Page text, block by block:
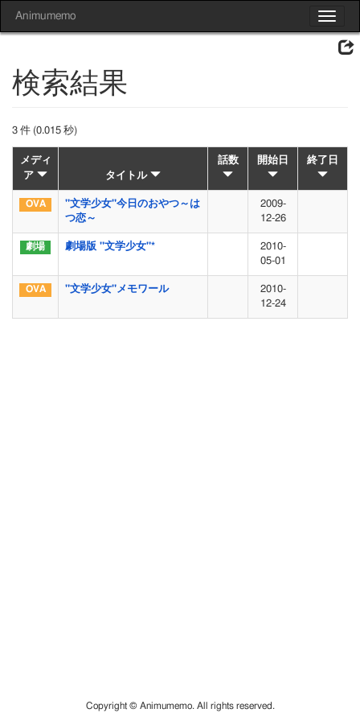
Toggle
Animumemo
検索結果
3 件 (0.015 秒)
メディ
ア
タイトル
話数 開始日 終了日
"文学少女"今日のおやつ～は
つ恋～
2009-
12-26
劇場版 "文学少女"*
2010-
05-01
"文学少女"メモワール
2010-
12-24
Copyright © Animumemo. All rights reserved.